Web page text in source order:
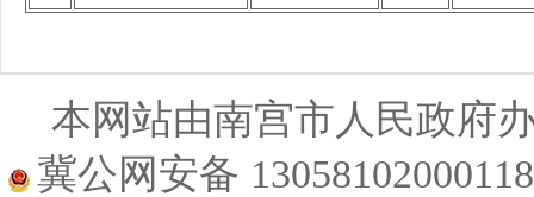
本网站由南宫市人民政
冀公网安备